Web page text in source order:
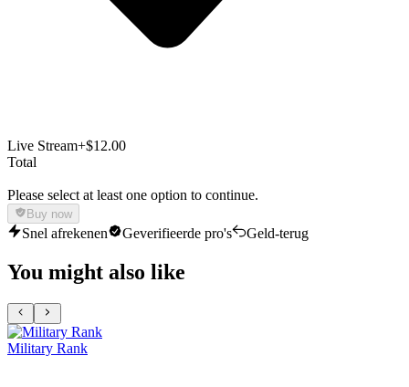
Live Stream+$12.00
Total
Please select at least one option to continue.
Buy now
Snel afrekenen Geverifieerde pro's Geld-terug
You might also like
Military Rank